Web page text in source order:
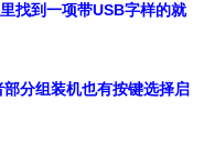
找到一项带USB字样的就
分组装机也有按键选择启